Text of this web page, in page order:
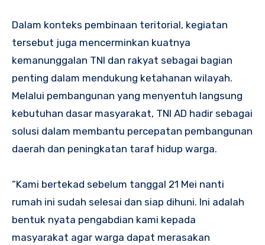
Dalam konteks pembinaan teritorial, kegiatan
tersebut juga mencerminkan kuatnya
kemanunggalan TNI dan rakyat sebagai bagian
penting dalam mendukung ketahanan wilayah.
Melalui pembangunan yang menyentuh langsung
kebutuhan dasar masyarakat, TNI AD hadir sebagai
solusi dalam membantu percepatan pembangunan
daerah dan peningkatan taraf hidup warga.
“Kami bertekad sebelum tanggal 21 Mei nanti
rumah ini sudah selesai dan siap dihuni. Ini adalah
bentuk nyata pengabdian kami kepada
masyarakat agar warga dapat merasakan